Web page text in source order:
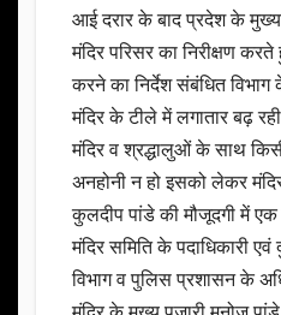
आई दरार के बाद प्रदेश के
मंदिर परिसर का निरीक्षण करते
करने का निर्देश संबंधित विभाग
मंदिर के टीले में लगातार बढ़
मंदिर व श्रद्धालुओं के साथ
अनहोनी न हो इसको लेकर
कुलदीप पांडे की मौजूदगी में
मंदिर समिति के पदाधिकारी
विभाग व पुलिस प्रशासन के